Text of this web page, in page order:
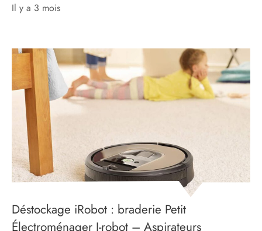
il y a 3 mois
Déstockage iRobot : braderie Petit
Électroménager I-robot – Aspirateurs